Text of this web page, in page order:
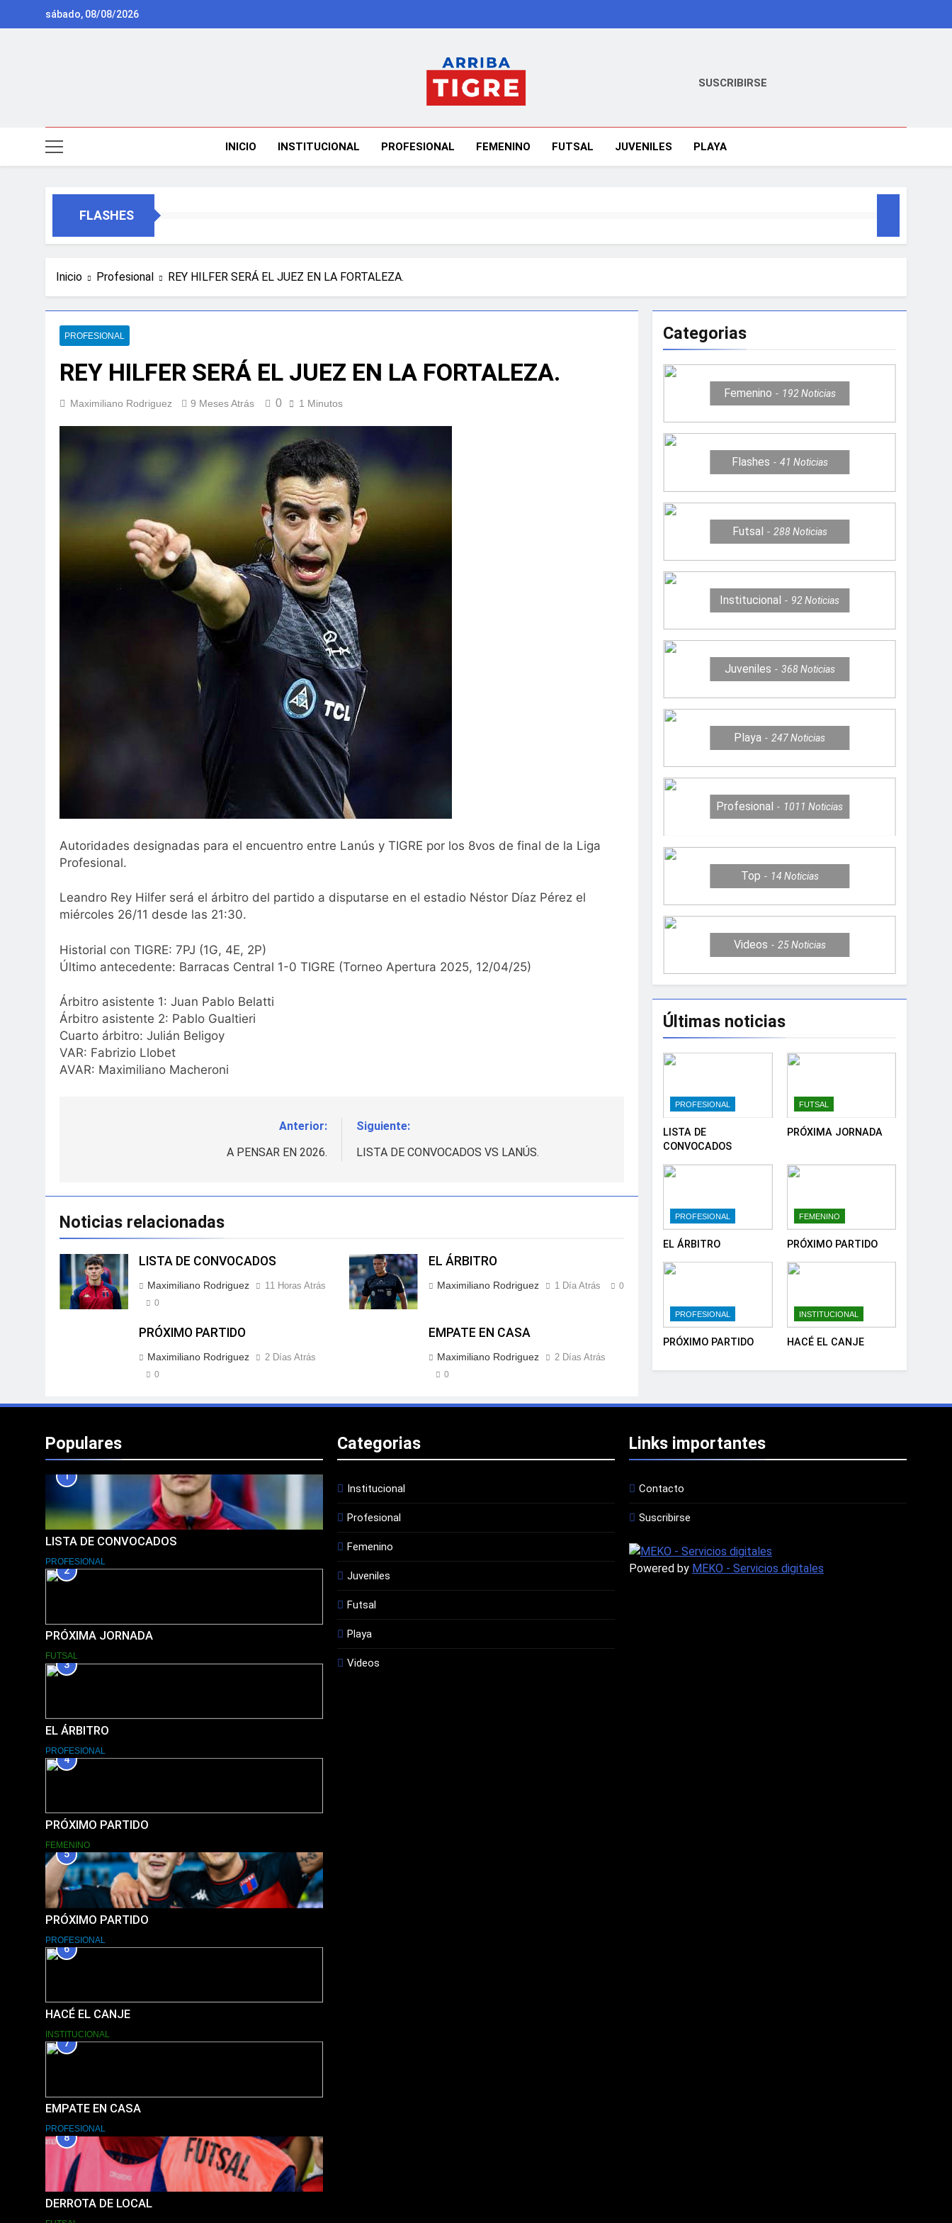
sábado, 08/08/2026
Arriba Tigre
SUSCRIBIRSE
INICIO INSTITUCIONAL PROFESIONAL FEMENINO FUTSAL JUVENILES PLAYA
FLASHES
Inicio Profesional REY HILFER SERÁ EL JUEZ EN LA FORTALEZA.
PROFESIONAL
REY HILFER SERÁ EL JUEZ EN LA FORTALEZA.
Maximiliano Rodriguez 9 Meses Atrás 0 1 Minutos
Autoridades designadas para el encuentro entre Lanús y TIGRE por los 8vos de final de la Liga
Profesional.
Leandro Rey Hilfer será el árbitro del partido a disputarse en el estadio Néstor Díaz Pérez el
miércoles 26/11 desde las 21:30.
Historial con TIGRE: 7PJ (1G, 4E, 2P)
Último antecedente: Barracas Central 1-0 TIGRE (Torneo Apertura 2025, 12/04/25)
Árbitro asistente 1: Juan Pablo Belatti
Árbitro asistente 2: Pablo Gualtieri
Cuarto árbitro: Julián Beligoy
VAR: Fabrizio Llobet
AVAR: Maximiliano Macheroni
Anterior:
A PENSAR EN 2026.
Siguiente:
LISTA DE CONVOCADOS VS LANÚS.
Noticias relacionadas
LISTA DE CONVOCADOS
Maximiliano Rodriguez 11 Horas Atrás
0
EL ÁRBITRO
Maximiliano Rodriguez 1 Día Atrás 0
PRÓXIMO PARTIDO
Maximiliano Rodriguez 2 Días Atrás
0
EMPATE EN CASA
Maximiliano Rodriguez 2 Días Atrás
0
Categorias
Femenino 192 Noticias
Flashes 41 Noticias
Futsal 288 Noticias
Institucional 92Noticias
Juveniles 368 Noticias
Playa 247Noticias
Profesional 1011Noticias
Top 14 Noticias
Videos 25Noticias
Últimas noticias
PROFESIONAL
LISTA DE
CONVOCADOS
FUTSAL
PRÓXIMA JORNADA
PROFESIONAL
EL ÁRBITRO
FEMENINO
PRÓXIMO PARTIDO
PROFESIONAL
PRÓXIMO PARTIDO
INSTITUCIONAL
HACÉ EL CANJE
Populares
1
LISTA DE CONVOCADOS
PROFESIONAL
2
PRÓXIMA JORNADA
FUTSAL
3
EL ÁRBITRO
PROFESIONAL
4
PRÓXIMO PARTIDO
FEMENINO
5
PRÓXIMO PARTIDO
PROFESIONAL
6
HACÉ EL CANJE
INSTITUCIONAL
7
EMPATE EN CASA
PROFESIONAL
8
DERROTA DE LOCAL
Categorias
Institucional
Profesional
Femenino
Juveniles
Futsal
Playa
Videos
Links importantes
Contacto
Suscribirse
Powered by MEKO - Servicios digitales